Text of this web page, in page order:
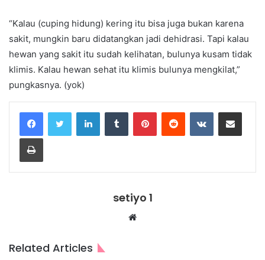
“Kalau (cuping hidung) kering itu bisa juga bukan karena
sakit, mungkin baru didatangkan jadi dehidrasi. Tapi kalau
hewan yang sakit itu sudah kelihatan, bulunya kusam tidak
klimis. Kalau hewan sehat itu klimis bulunya mengkilat,”
pungkasnya. (yok)
LinkedInTumblr PinterestReddit VKontakteShare via Email
Print
setiyo 1
Website
Related Articles